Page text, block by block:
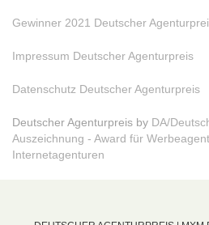
Gewinner 2021 Deutscher
Impressum Deutscher Agenturpreis
Datenschutz Deutscher Agenturpreis
Deutscher Agenturpreis by DA/
Auszeichnung - Award für
Internetagenturen